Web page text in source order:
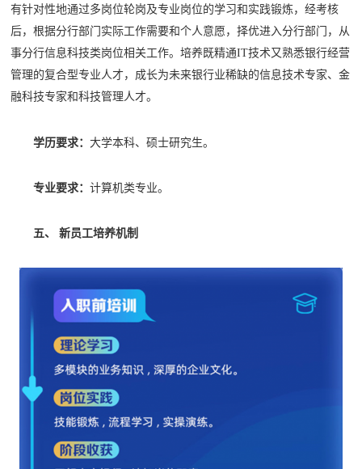
有针对性地通过多岗位轮岗及专业岗位的学习和实践锻炼，经考核
后，根据分行部门实际工作需要和个人意愿，择优进入分行部门，从
事分行信息科技类岗位相关工作。培养既精通IT技术又熟悉银行经营
管理的复合型专业人才，成长为未来银行业稀缺的信息技术专家、金
融科技专家和科技管理人才。
学历要求：大学本科、硕士研究生。
专业要求：计算机类专业。
五、 新员工培养机制